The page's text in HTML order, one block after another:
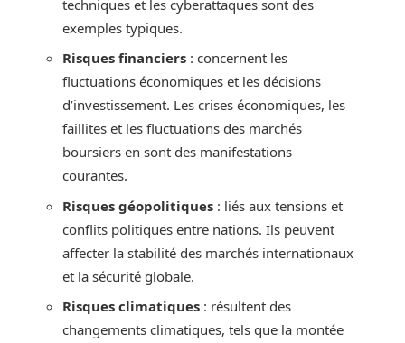
techniques et les cyberattaques sont des
exemples typiques.
Risques financiers : concernent les
fluctuations économiques et les décisions
d’investissement. Les crises économiques, les
faillites et les fluctuations des marchés
boursiers en sont des manifestations
courantes.
Risques géopolitiques : liés aux tensions et
conflits politiques entre nations. Ils peuvent
affecter la stabilité des marchés internationaux
et la sécurité globale.
Risques climatiques : résultent des
changements climatiques, tels que la montée